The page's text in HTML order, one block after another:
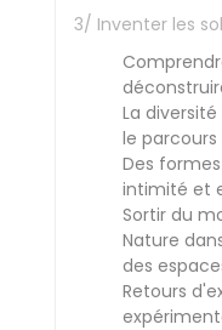
3/ Inventer les
La
le
Des
intimité et
Sortir du
Nature
des
Retours